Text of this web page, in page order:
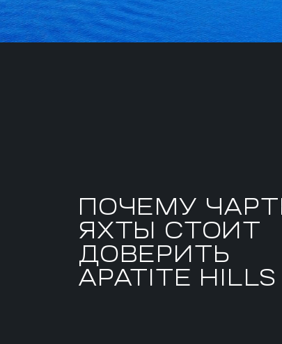
ПОЧЕМУ
ЯХТЫ СТОИТ
ДОВЕРИТЬ
APATITE HILLS